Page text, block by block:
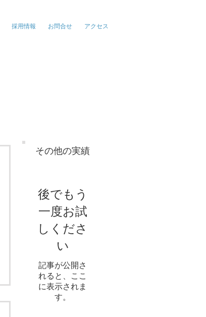
採用情報 お問合せ アクセス
その他の実績
後でもう
一度お試
しくださ
い
記事が公開さ
れると、ここ
に表示されま
す。